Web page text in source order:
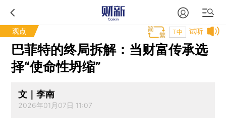
观点 试听
T中
巴菲特的终局拆解：当财富传承选
择“使命性坍缩”
文｜李南
2026年01月07日 11:07